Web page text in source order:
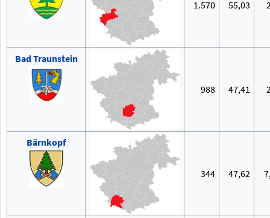
1.570 55,03
Bad Traunstein
988 47,41
Bärnkopf
344 47,62